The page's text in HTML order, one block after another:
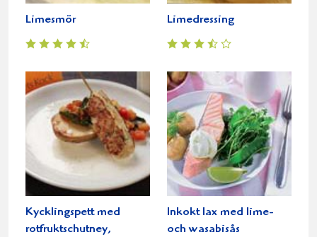
Limesmör Limedressing
Kycklingspett med
rotfruktschutney,
Inkokt lax med lime-
och wasabisås